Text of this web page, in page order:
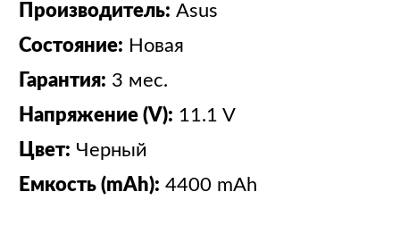
Производитель: Asus
Состояние: Новая
Гарантия: 3 мес.
Напряжение (V): 11.1 V
Цвет: Черный
Емкость (mAh): 4400 mAh